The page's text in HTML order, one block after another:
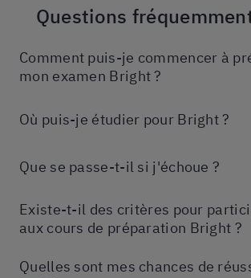
Questions
Comment puis-je commencer à
mon examen Bright ?
Où puis-je étudier pour Bright ?
Que se passe-t-il si j'échoue ?
Existe-t-il des critères pour
aux cours de préparation Bright ?
Quelles sont mes chances de